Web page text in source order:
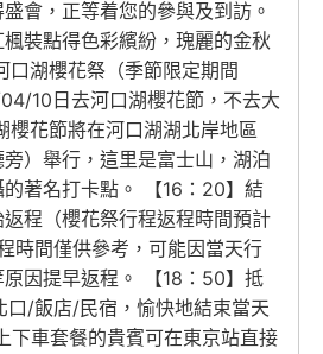
會，正等着您的參與及到訪。
裝點得色彩繽紛，瑰麗的金秋
湖櫻花祭（季節限定期間
10日去河口湖櫻花節，不去大
櫻花節將在河口湖湖北岸地區
旁）舉行，這里是富士山，湖泊
著名打卡點。 【16：20】結
程（櫻花祭行程返程時間預計
時間僅供參考，可能因當天行
因提早返程。 【18：50】抵
口/飯店/民宿，愉快地結束當天
車套餐的貴賓可在東京站直接